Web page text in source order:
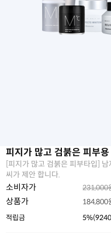
피지가 많고 검붉은 피부
[피지가 많고 검붉은 피부타입]
씨가 제안 합니다.
소비자가 231,000
상품가
184,800
적립금